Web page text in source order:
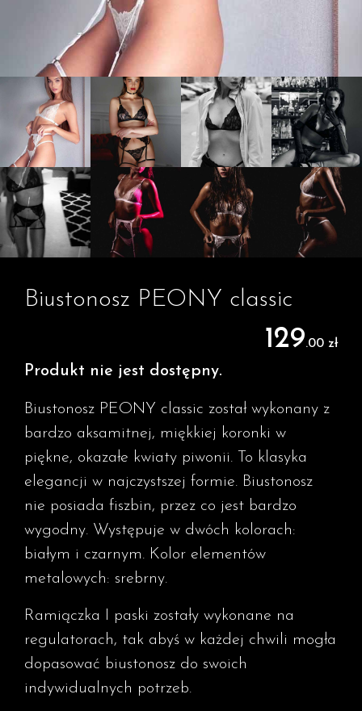
Biustonosz PEONY classic
129.00 zł
Produkt nie jest dostępny.
Biustonosz PEONY classic został wykonany z
bardzo aksamitnej, miękkiej koronki w
piękne, okazałe kwiaty piwonii. To klasyka
elegancji w najczystszej formie. Biustonosz
nie posiada fiszbin, przez co jest bardzo
wygodny. Występuje w dwóch kolorach:
białym i czarnym. Kolor elementów
metalowych: srebrny.
Ramiączka I paski zostały wykonane na
regulatorach, tak abyś w każdej chwili mogła
dopasować biustonosz do swoich
indywidualnych potrzeb.